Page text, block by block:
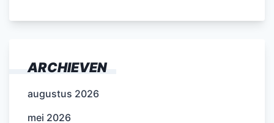
ARCHIEVEN
augustus 2026
mei 2026